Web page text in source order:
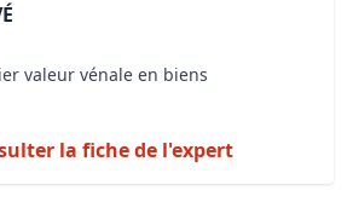
valeur vénale en biens
la fiche de l'expert